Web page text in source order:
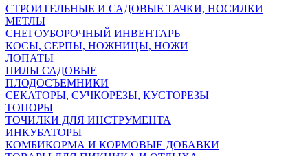
СТРОИТЕЛЬНЫЕ И САДОВЫЕ ТАЧКИ, НОСИЛКИ
МЕТЛЫ
СНЕГОУБОРОЧНЫЙ ИНВЕНТАРЬ
КОСЫ, СЕРПЫ, НОЖНИЦЫ, НОЖИ
ЛОПАТЫ
ПИЛЫ САДОВЫЕ
ПЛОДОСЪЕМНИКИ
СЕКАТОРЫ, СУЧКОРЕЗЫ, КУСТОРЕЗЫ
ТОПОРЫ
ТОЧИЛКИ ДЛЯ ИНСТРУМЕНТА
ИНКУБАТОРЫ
КОМБИКОРМА И КОРМОВЫЕ ДОБАВКИ